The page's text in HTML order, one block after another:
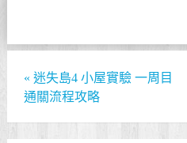
« 迷失島4 小屋實驗 一周目
通關流程攻略